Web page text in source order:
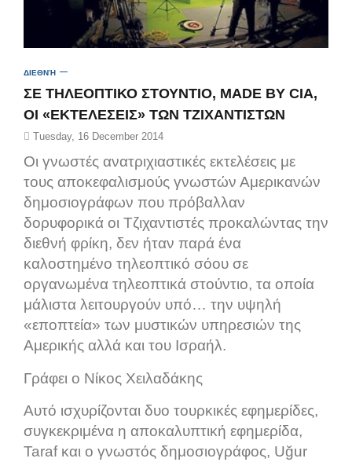
ΔΙΕΘΝΉ
ΣΕ ΤΗΛΕΟΠΤΙΚΟ ΣΤΟΥΝΤΙΟ, MADE BY CIA,
ΟΙ «ΕΚΤΕΛΕΣΕΙΣ» ΤΩΝ ΤΖΙΧΑΝΤΙΣΤΩΝ
Tuesday, 16 December 2014
Οι γνωστές ανατριχιαστικές εκτελέσεις με
τους αποκεφαλισμούς γνωστών Αμερικανών
δημοσιογράφων που πρόβαλλαν
δορυφορικά οι Τζιχαντιστές προκαλώντας την
διεθνή φρίκη, δεν ήταν παρά ένα
καλοστημένο τηλεοπτικό σόου σε
οργανωμένα τηλεοπτικά στούντιο, τα οποία
μάλιστα λειτουργούν υπό… την υψηλή
«εποπτεία» των μυστικών υπηρεσιών της
Αμερικής αλλά και του Ισραήλ.
Γράφει ο Νίκος Χειλαδάκης
Αυτό ισχυρίζονται δυο τουρκικές εφημερίδες,
συγκεκριμένα η αποκαλυπτική εφημερίδα,
Taraf και ο γνωστός δημοσιογράφος, Uğur